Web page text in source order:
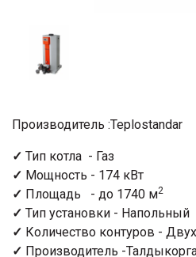
Производитель :Teplostandar
✓ Тип котла - Газ
✓ Мощность - 174 кВт
✓ Площадь - до 1740 м2
✓ Тип установки - Напольный
✓ Количество контуров -
✓ Производитель -